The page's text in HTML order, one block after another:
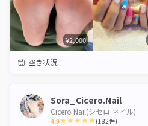
¥2,000
空き状況
Sora_Cicero.Nail
Cicero Nail(シセロ ネイル)
4.9 (182件)